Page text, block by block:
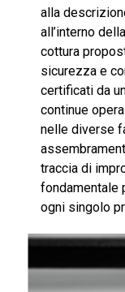
alla
all’interno
cottura
sicurezza e
certificati da
continue
nelle diverse
traccia di
fondamentale
ogni singolo